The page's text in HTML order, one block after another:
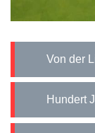
Von der